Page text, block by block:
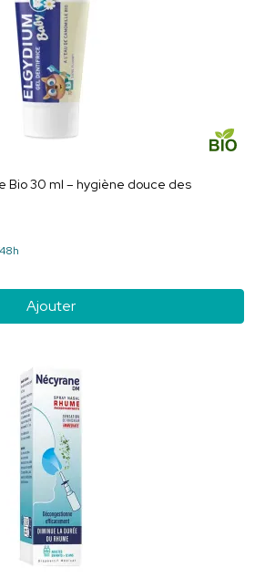
Bio 30 ml – hygiène douce des
Ajouter